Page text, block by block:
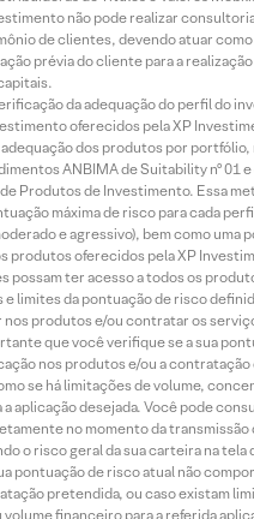
não pode realizar
de clientes, devendo atuar
prévia do cliente para a
da adequação do perfil do
oferecidos pela XP
dos produtos por portfólio,
ANBIMA de Suitability nº 01
Produtos de Investimento. Essa
máxima de risco para cada
e agressivo), bem como uma
produtos oferecidos pela XP
possam ter acesso a todos os
e limites da pontuação de risco
nos produtos e/ou contratar os
que você verifique se a sua
nos produtos e/ou a contratação
se há limitações de volume,
aplicação desejada. Você pode
no momento da transmissão
o risco geral da sua carteira na tela
pontuação de risco atual não
pretendida, ou caso existam
volume financeiro para a referida